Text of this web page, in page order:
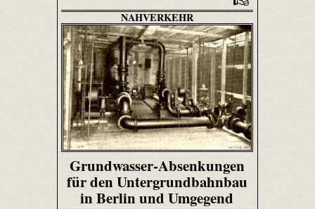
NAHVERKEHR
Grundwasser-Absenkungen
für den Untergrundbahnbau
in Berlin und Umgegend